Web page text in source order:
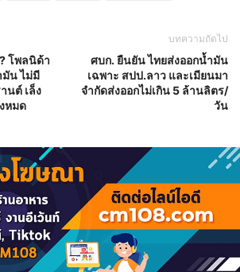
โพลนิด้า
มัน ไม่มี
นต์ เล็ง
หมด
บทความถัดไป
ศบก. ยืนยัน ไทยส่งออกน้ำมัน
เฉพาะ สปป.ลาว และเมียนมา
จำกัดส่งออกไม่เกิน 5 ล้านลิตร/
วัน